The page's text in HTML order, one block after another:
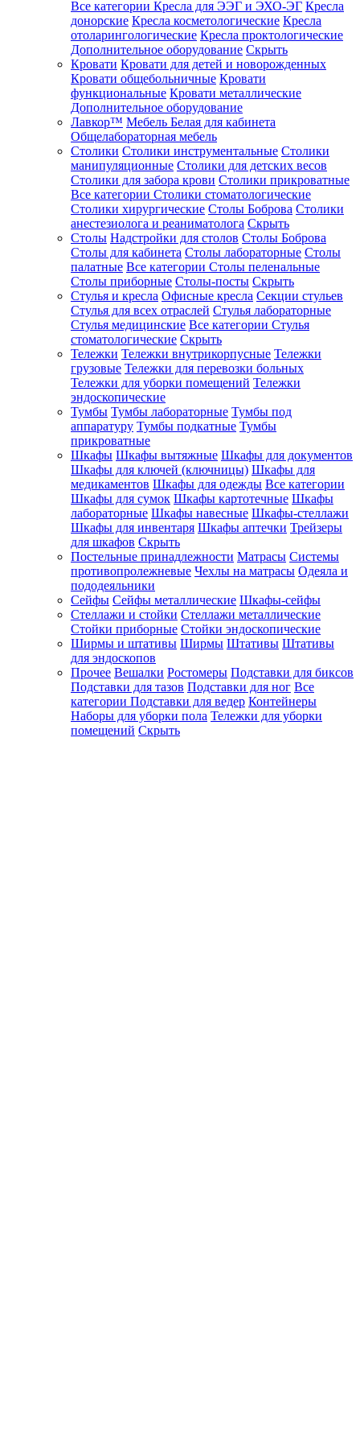
Все категории Кресла для ЭЭГ и ЭХО-ЭГ Кресла
донорские Кресла косметологические Кресла
отоларингологические Кресла проктологические
Дополнительное оборудование Скрыть
Кровати Кровати для детей и новорожденных
Кровати общебольничные Кровати
функциональные Кровати металлические
Дополнительное оборудование
Лавкор™ Мебель Белая для кабинета
Общелабораторная мебель
Столики Столики инструментальные Столики
манипуляционные Столики для детских весов
Столики для забора крови Столики прикроватные
Все категории Столики стоматологические
Столики хирургические Столы Боброва Столики
анестезиолога и реаниматолога Скрыть
Столы Надстройки для столов Столы Боброва
Столы для кабинета Столы лабораторные Столы
палатные Все категории Столы пеленальные
Столы приборные Столы-посты Скрыть
Стулья и кресла Офисные кресла Секции стульев
Стулья для всех отраслей Стулья лабораторные
Стулья медицинские Все категории Стулья
стоматологические Скрыть
Тележки Тележки внутрикорпусные Тележки
грузовые Тележки для перевозки больных
Тележки для уборки помещений Тележки
эндоскопические
Тумбы Тумбы лабораторные Тумбы под
аппаратуру Тумбы подкатные Тумбы
прикроватные
Шкафы Шкафы вытяжные Шкафы для документов
Шкафы для ключей (ключницы) Шкафы для
медикаментов Шкафы для одежды Все категории
Шкафы для сумок Шкафы картотечные Шкафы
лабораторные Шкафы навесные Шкафы-стеллажи
Шкафы для инвентаря Шкафы аптечки Трейзеры
для шкафов Скрыть
Постельные принадлежности Матрасы Системы
противопролежневые Чехлы на матрасы Одеяла и
пододеяльники
Сейфы Сейфы металлические Шкафы-сейфы
Стеллажи и стойки Стеллажи металлические
Стойки приборные Стойки эндоскопические
Ширмы и штативы Ширмы Штативы Штативы
для эндоскопов
Прочее Вешалки Ростомеры Подставки для биксов
Подставки для тазов Подставки для ног Все
категории Подставки для ведер Контейнеры
Наборы для уборки пола Тележки для уборки
помещений Скрыть